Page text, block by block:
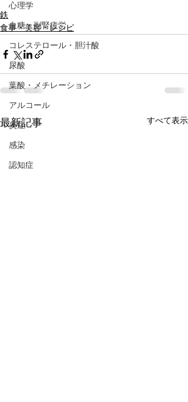
心理学
血糖・副腎疲労
コレステロール・胆汁酸
尿酸
葉酸・メチレーション
アルコール
炎症
感染
認知症
鉄
食事・美容・レシピ
最新記事 すべて表示